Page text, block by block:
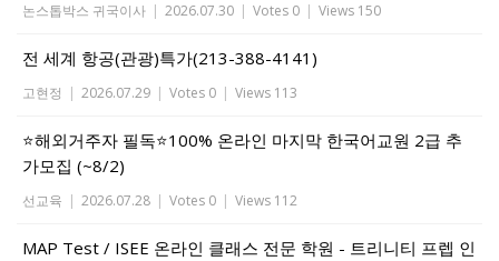
논스톱박스 귀국이사 | 2026.07.30 | Votes 0 | Views 150
전 세계 항공(관광)특가(213-388-4141)
고현정 | 2026.07.29 | Votes 0 | Views 113
⭐해외거주자 필독⭐100% 온라인 마지막 한국어교원 2급 추
가모집 (~8/2)
선교육 | 2026.07.28 | Votes 0 | Views 112
MAP Test / ISEE 온라인 클래스 전문 학원 - 트리니티 프렙 인